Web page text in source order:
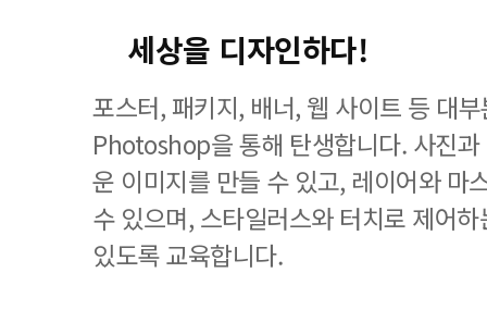
세상을 디자인하다!
포스터, 패키지, 배너, 웹 사이트 등 대
Photoshop을 통해 탄생합니다. 사진
운 이미지를 만들 수 있고, 레이어와 마
수 있으며, 스타일러스와 터치로 제어
있도록 교육합니다.